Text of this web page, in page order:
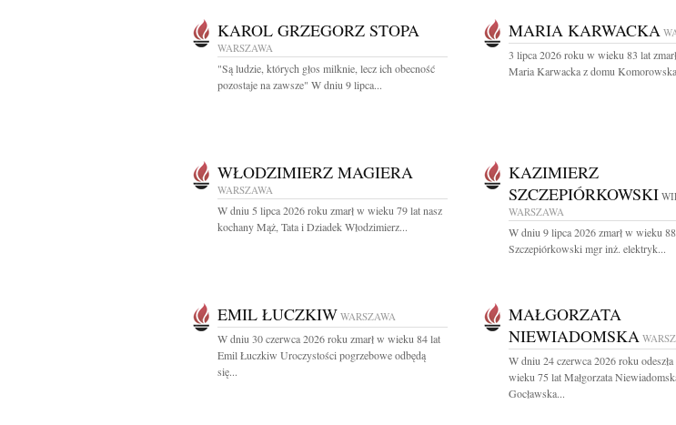
KAROL GRZEGORZ STOPA
WARSZAWA
"Są ludzie, których głos milknie, lecz ich obecność
pozostaje na zawsze" W dniu 9 lipca...
MARIA KARWACKA
3 lipca 2026 roku w wieku 83 lat
Maria Karwacka z domu
WŁODZIMIERZ MAGIERA
WARSZAWA
W dniu 5 lipca 2026 roku zmarł w wieku 79 lat nasz
kochany Mąż, Tata i Dziadek Włodzimierz...
KAZIMIERZ
SZCZEPIÓRKOWSKI
WARSZAWA
W dniu 9 lipca 2026 zmarł w wieku
Szczepiórkowski mgr inż. elektryk...
EMIL ŁUCZKIW WARSZAWA
W dniu 30 czerwca 2026 roku zmarł w wieku 84 lat
Emil Łuczkiw Uroczystości pogrzebowe odbędą
się...
MAŁGORZATA
NIEWIADOMSKA
W dniu 24 czerwca 2026 roku
wieku 75 lat Małgorzata
Gocławska...